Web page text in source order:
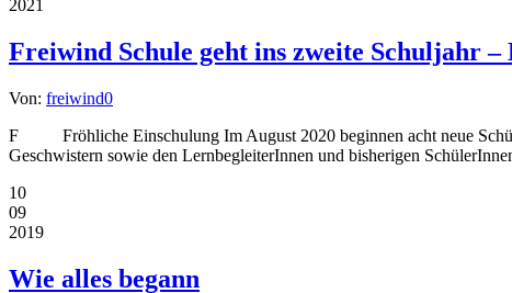
2021
Freiwind Schule geht ins zweite Schuljahr
Von: freiwind0
F Fröhliche Einschulung Im August 2020 beginnen acht neue
Geschwistern sowie den LernbegleiterInnen und bisherigen
10
09
2019
Wie alles begann